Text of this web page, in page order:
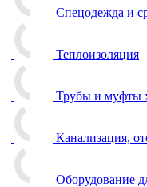
Спецодежда и
Теплоизоляция
Трубы и муфты
Канализация,
Оборудование